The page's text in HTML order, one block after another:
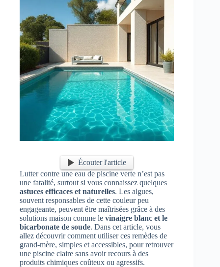
Écouter l'article
Lutter contre une eau de piscine verte n’est pas
une fatalité, surtout si vous connaissez quelques
astuces efficaces et naturelles. Les algues,
souvent responsables de cette couleur peu
engageante, peuvent être maîtrisées grâce à des
solutions maison comme le vinaigre blanc et le
bicarbonate de soude. Dans cet article, vous
allez découvrir comment utiliser ces remèdes de
grand-mère, simples et accessibles, pour retrouver
une piscine claire sans avoir recours à des
produits chimiques coûteux ou agressifs.